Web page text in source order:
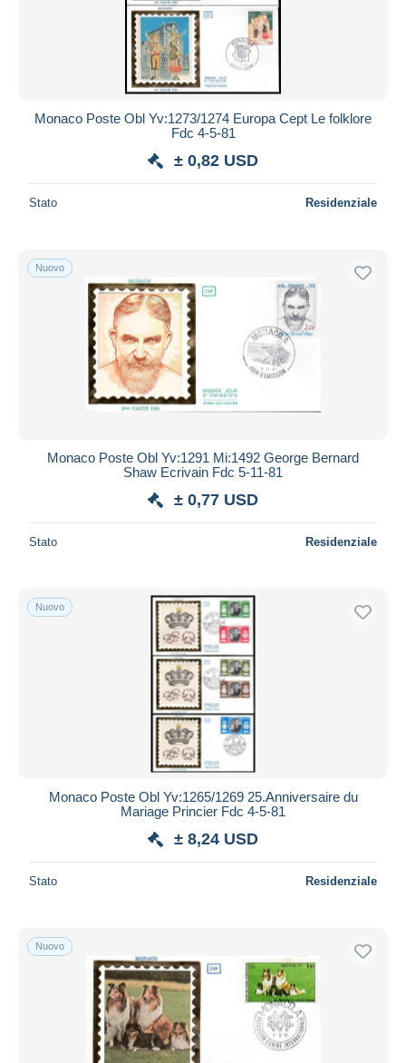
Monaco Poste Obl Yv:1273/1274 Europa Cept Le folklore
Fdc 4-5-81
± 0,82 USD
Stato Residenziale
Nuovo
Monaco Poste Obl Yv:1291 Mi:1492 George Bernard
Shaw Ecrivain Fdc 5-11-81
± 0,77 USD
Stato Residenziale
Nuovo
Monaco Poste Obl Yv:1265/1269 25.Anniversaire du
Mariage Princier Fdc 4-5-81
± 8,24 USD
Stato Residenziale
Nuovo